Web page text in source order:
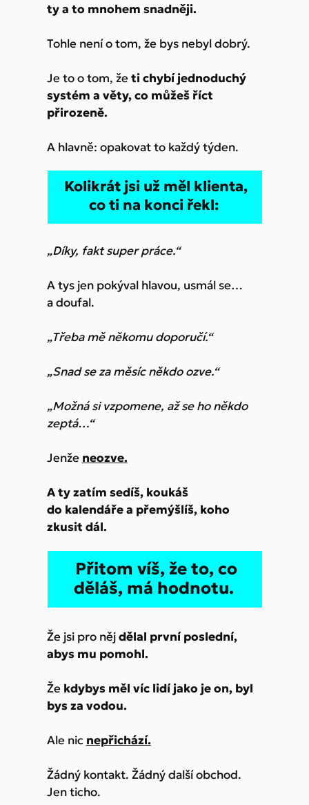
ty a to mnohem snadněji.
Tohle není o tom, že bys nebyl dobrý.
Je to o tom, žeti chybí jednoduchý
systém a věty, co můžeš říct
přirozeně.
A hlavně: opakovat to každý týden.
Kolikrát jsi už měl klienta,
co ti na konci řekl:
„Díky, fakt super práce.“
A tys jen pokýval hlavou, usmál se…
a doufal.
„Třeba mě někomu doporučí.“
„Snad se za měsíc někdo ozve.“
„Možná si vzpomene, až se ho někdo
zeptá…“
Jenže neozve.
A ty zatím sedíš, koukáš
do kalendáře a přemýšlíš, koho
zkusit dál.
Přitom víš, že to, co
děláš, má hodnotu.
Že jsi pro nějdělal první poslední,
abys mu pomohl.
Že kdybys měl víc lidí jako je on, byl
bys za vodou.
Ale nic nepřichází.
Žádný kontakt. Žádný další obchod.
Jen ticho.